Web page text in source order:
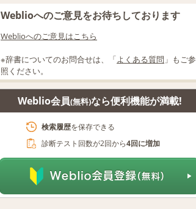
Weblioへのご意見をお待ちしております
Weblioへのご意見はこちら
※辞書についてのお問合せは、「よくある質問 」もご参
照ください。
Weblio会員(無料)なら便利機能が満載!
検索履歴を保存できる
診断テスト回数が2回から4回に増加